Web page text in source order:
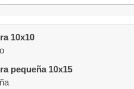
10x10
pequeña 10x15